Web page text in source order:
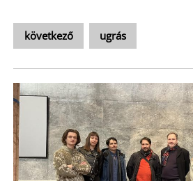
következő ugrás